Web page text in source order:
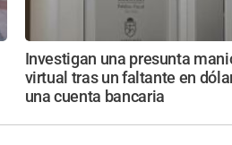
Investigan una presunta
virtual tras un faltante en
una cuenta bancaria